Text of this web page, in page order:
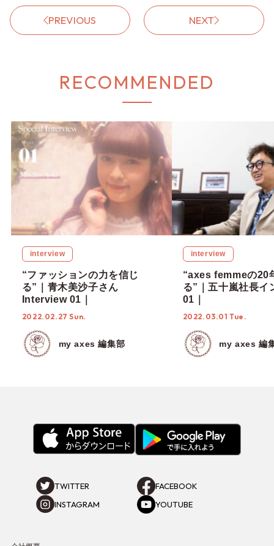
PREVIOUS NEXT
RECOMMENDED
interview
“ファッションの力を信じ
る”｜青木美沙子さん
Interview 01｜
2022.02.27 Sun.
my axes 編集部
interview
“axes femmeの20
る”｜五十嵐社長イ
01｜
2022.03.01 Tue.
my axes 編
TWITTER
FACEBOOK
INSTAGRAM
YOUTUBE